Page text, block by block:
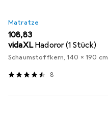
Matratze
EUR
108,83
vidaXL Hadoror (1 Stück)
Schaumstoffkern, 140 x 190 cm
8